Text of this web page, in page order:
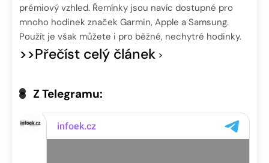
prémiový vzhled. Řemínky jsou navíc dostupné pro
mnoho hodinek značek Garmin, Apple a Samsung.
Použít je však můžete i pro běžné, nechytré hodinky.
>>Přečíst celý článek
Z Telegramu: